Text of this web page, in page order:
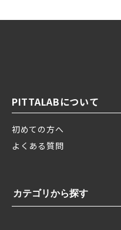
PITTALABについて
初めての方へ
よくある質問
カテゴリから探す